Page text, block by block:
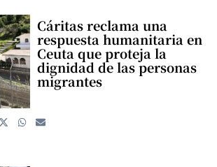
Cáritas reclama una
respuesta humanitaria en
Ceuta que proteja la
dignidad de las personas
migrantes